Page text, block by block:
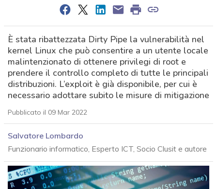
È stata ribattezzata Dirty Pipe la vulnerabilità nel
kernel Linux che può consentire a un utente locale
malintenzionato di ottenere privilegi di root e
prendere il controllo completo di tutte le principali
distribuzioni. L’exploit è già disponibile, per cui è
necessario adottare subito le misure di mitigazione
Pubblicato il 09 Mar 2022
Salvatore Lombardo
Funzionario informatico, Esperto ICT, Socio Clusit e autore